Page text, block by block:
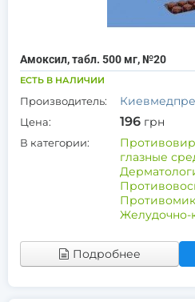
Амоксил, табл. 500 мг, №20
ЕСТЬ В НАЛИЧИИ
Производитель:
Цена: 196 грн
В категории:
глазные
Подробнее